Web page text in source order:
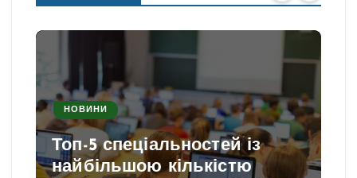
НОВИНИ
Топ-5 спеціальностей із
найбільшою кількістю